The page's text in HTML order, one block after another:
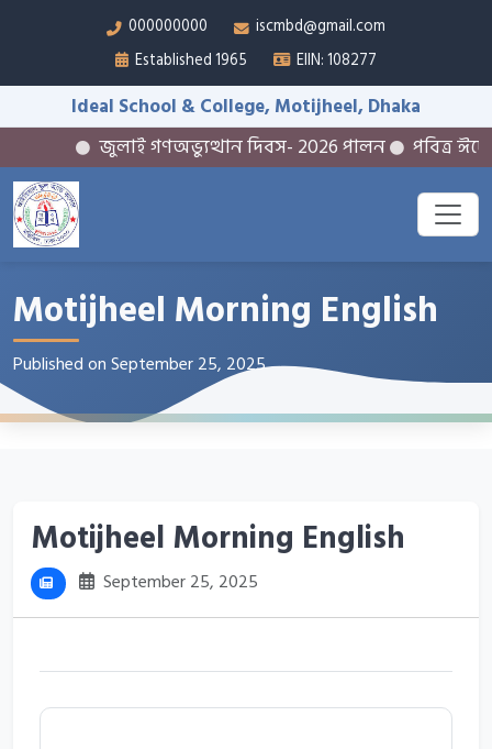
000000000
iscmbd@gmail.com
Established 1965
EIIN: 108277
Ideal School & College, Motijheel, Dhaka
জুলাই গণঅভ্যুত্থান দিবস- 2026 পালন পবিত্র ঈদে
Motijheel Morning English
Published on September 25, 2025
Motijheel Morning English
September 25, 2025